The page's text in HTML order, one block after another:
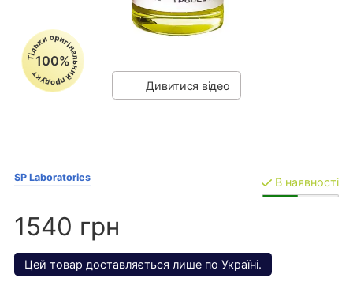
Тільки оригінальний продукт
100%
Дивитися відео
SP Laboratories В наявності
1540 грн
Цей товар доставляється лише по Україні.